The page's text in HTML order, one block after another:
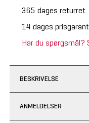
365 dages returret
14 dages
Har du spørgsmål?
BESKRIVELSE
ANMELDELSER